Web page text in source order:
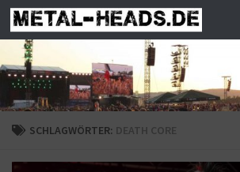
Zum Inhalt springen
SCHLAGWÖRTER: DEATH CORE